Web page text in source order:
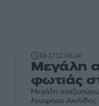
18:1712.08.24
Μεγάλη
φωτιάς
Μεγάλη
λεωφόρο Αιολίδος